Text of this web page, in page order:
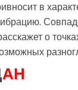
в
о
АН